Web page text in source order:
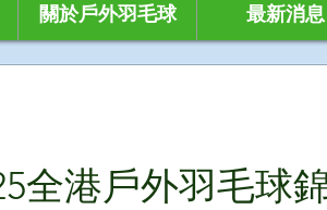
關於戶外羽毛球 最新消息
全港戶外羽毛球